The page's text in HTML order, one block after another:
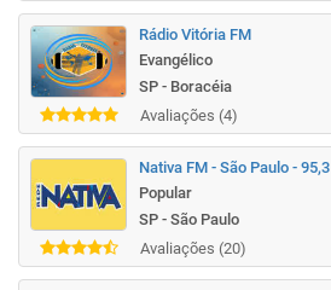
Rádio Vitória FM
Evangélico
SP - Boracéia
Avaliações (4)
Nativa FM - São Paulo - 95,3
Popular
SP - São Paulo
Avaliações (20)